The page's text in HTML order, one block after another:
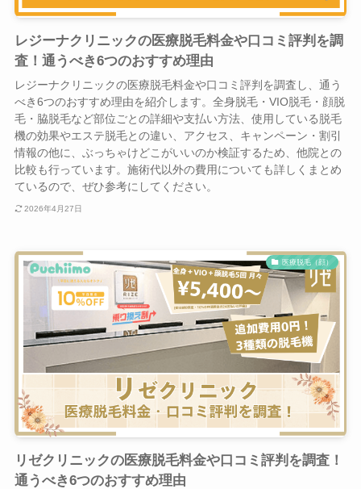
レジーナクリニックの医療脱毛料金や口コミ評判を調
査！通うべき6つのおすすめ理由
レジーナクリニックの医療脱毛料金や口コミ評判を調査し、通う
べき6つのおすすめ理由を紹介します。全身脱毛・VIO脱毛・顔脱
毛・脇脱毛など部位ごとの詳細や支払い方法、使用している脱毛
機の効果やエステ脱毛との違い、アクセス、キャンペーン・割引
情報の他に、ぶっちゃけどこがいいのか検証するため、他院との
比較も行っています。施術代以外の費用についても詳しくまとめ
ているので、ぜひ参考にしてください。
2026年4月27日
医療脱毛（顔）
リゼクリニックの医療脱毛料金や口コミ評判を調査！
通うべき6つのおすすめ理由